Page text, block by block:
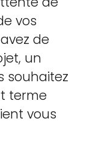
vos
de
un
souhaitez
terme
vous